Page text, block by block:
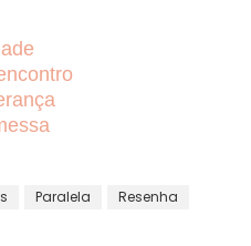
Paralela
Resenha